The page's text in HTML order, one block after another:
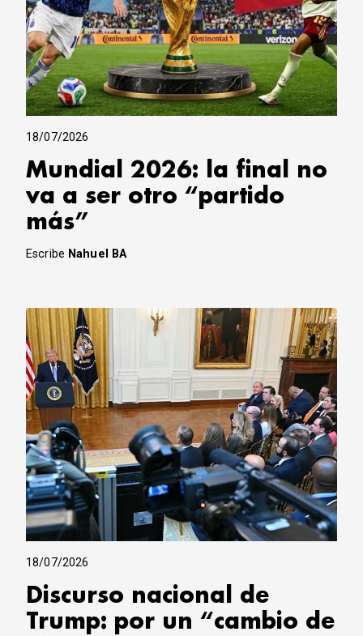
18/07/2026
Mundial 2026: la final no
va a ser otro “partido
más”
Escribe Nahuel BA
18/07/2026
Discurso nacional de
Trump: por un “cambio de